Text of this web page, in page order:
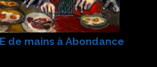
de mains à Abondance